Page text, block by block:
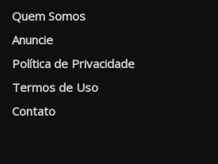
Quem Somos
Anuncie
Política de Privacidade
Termos de Uso
Contato